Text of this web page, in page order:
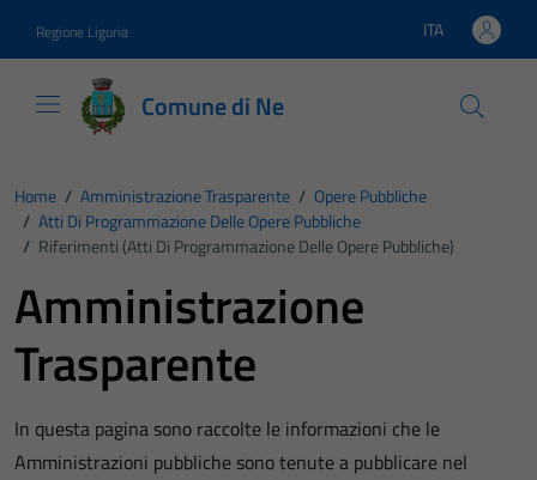
Regione Liguria Lingua attiva:
ITA
Comune di Ne
Home / Amministrazione Trasparente / Opere Pubbliche
/ Atti Di Programmazione Delle Opere Pubbliche
/ Riferimenti (Atti Di Programmazione Delle Opere Pubbliche)
Amministrazione
Trasparente
In questa pagina sono raccolte le informazioni che le
Amministrazioni pubbliche sono tenute a pubblicare nel